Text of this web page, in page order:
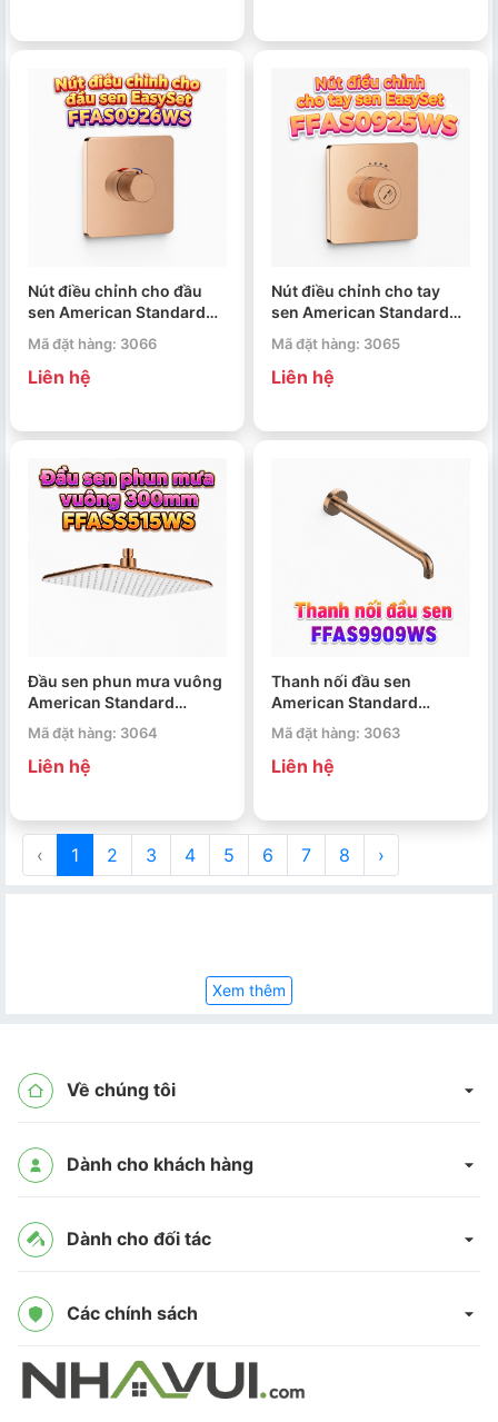
Nút điều chỉnh cho đầu
sen American Standard
Mã đặt hàng: 3066
Liên hệ
Nút điều chỉnh cho tay
sen American Standard
Mã đặt hàng: 3065
Liên hệ
Đầu sen phun mưa vuông
American Standard
FFASS515WS 300mm
Mã đặt hàng: 3064
Liên hệ
Thanh nối đầu sen
American Standard
FFAS9909WS
Mã đặt hàng: 3063
Liên hệ
‹ 1 2 3 4 5 6 7 8 ›
Xem thêm
Về chúng tôi
Dành cho khách hàng
Dành cho đối tác
Các chính sách